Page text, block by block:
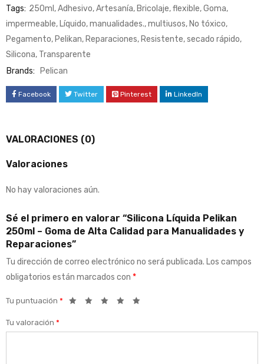
Tags: 250ml,Adhesivo,Artesanía,Bricolaje,flexible,Goma,
impermeable,Líquido,manualidades.,multiusos,No tóxico,
Pegamento,Pelikan,Reparaciones,Resistente,secado rápido,
Silicona, Transparente
Brands: Pelican
Facebook Twitter Pinterest LinkedIn
VALORACIONES (0)
Valoraciones
No hay valoraciones aún.
Sé el primero en valorar “Silicona Líquida Pelikan
250ml – Goma de Alta Calidad para Manualidades y
Reparaciones”
Tu dirección de correo electrónico no será publicada. Los campos
obligatorios están marcados con *
Tu puntuación *
Tu valoración *